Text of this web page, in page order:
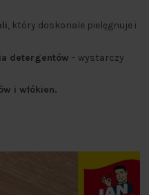
, który doskonale pielęgnuje i
detergentów – wystarczy
i włókien.